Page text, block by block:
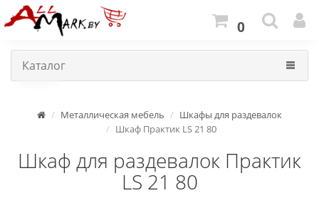
0
Каталог
Металлическая мебель
Шкафы для раздевалок
Шкаф Практик LS 21 80
Шкаф для раздевалок Практик
LS 21 80